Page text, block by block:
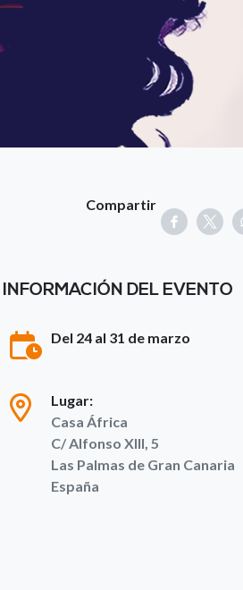
Compartir
INFORMACIÓN DEL EVENTO
Del 24 al 31 de marzo
Lugar:
Casa África
C/ Alfonso XIII, 5
Las Palmas de Gran Canaria
España